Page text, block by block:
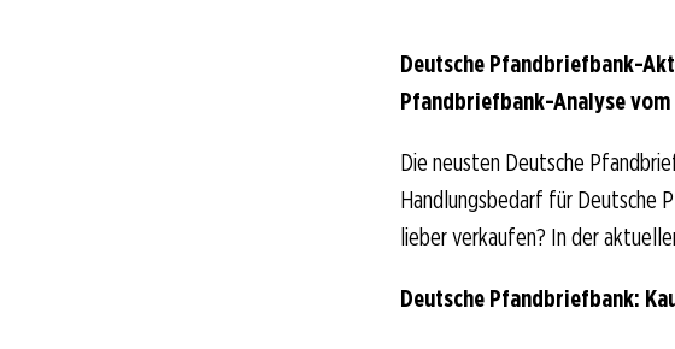
Deutsche Pfandbriefbank-
Pfandbriefbank-Analyse
Die neusten Deutsche
Handlungsbedarf für Deutsche
lieber verkaufen? In der
Deutsche Pfandbriefbank: